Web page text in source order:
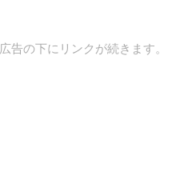
広告の下にリンクが続きます。